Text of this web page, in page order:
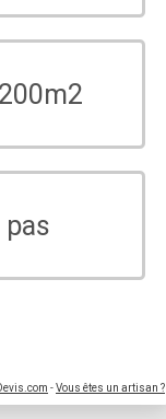
pas
-Vous êtes un artisan ?